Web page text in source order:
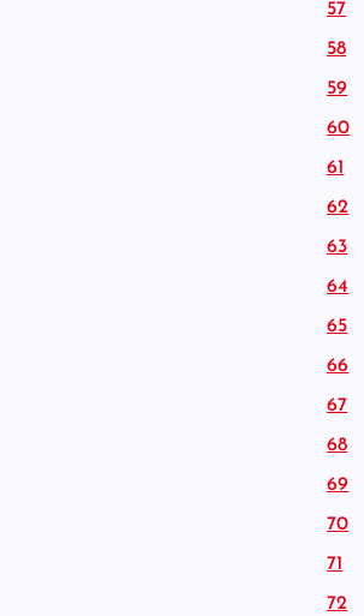
57
58
59
60
61
62
63
64
65
66
67
68
69
70
71
72